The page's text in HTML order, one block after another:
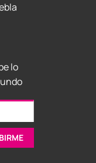
lo